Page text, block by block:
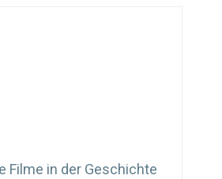
Filme in der Geschichte